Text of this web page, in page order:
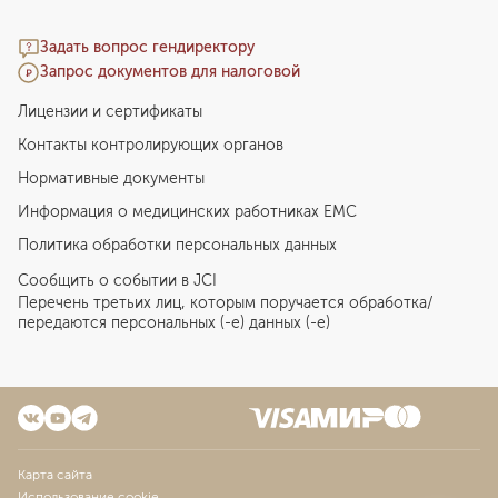
Задать вопрос гендиректору
Запрос документов для налоговой
Лицензии и сертификаты
Контакты контролирующих органов
Нормативные документы
Информация о медицинских работниках EMC
Политика обработки персональных данных
Сообщить о событии в JCI
Перечень третьих лиц, которым поручается обработка/
передаются персональных (-е) данных (-е)
Карта сайта